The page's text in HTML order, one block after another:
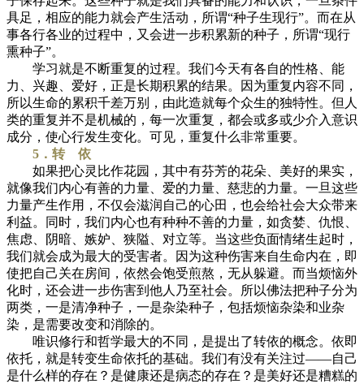
具足，相应的能力就会产生活动，所谓“种子生现行”。而在从
事各行各业的过程中，又会进一步积累新的种子，所谓“现行
熏种子”。
学习就是不断重复的过程。我们今天有各自的性格、能
力、兴趣、爱好，正是长期积累的结果。因为重复内容不同，
所以生命的累积千差万别，由此造就每个众生的独特性。但人
类的重复并不是机械的，每一次重复，都会或多或少介入意识
成分，使心行发生变化。可见，重复什么非常重要。
5．转 依
如果把心灵比作花园，其中有芬芳的花朵、美好的果实，
就像我们内心有善的力量、爱的力量、慈悲的力量。一旦这些
力量产生作用，不仅会滋润自己的心田，也会给社会大众带来
利益。同时，我们内心也有种种不善的力量，如贪婪、仇恨、
焦虑、阴暗、嫉妒、狭隘、对立等。当这些负面情绪生起时，
我们就会成为最大的受害者。因为这种伤害来自生命内在，即
使把自己关在房间，依然会饱受煎熬，无从躲避。而当烦恼外
化时，还会进一步伤害到他人乃至社会。所以佛法把种子分为
两类，一是清净种子，一是杂染种子，包括烦恼杂染和业杂
染，是需要改变和消除的。
唯识修行和哲学最大的不同，是提出了转依的概念。依即
依托，就是转变生命依托的基础。我们有没有关注过——自己
是什么样的存在？是健康还是病态的存在？是美好还是糟糕的